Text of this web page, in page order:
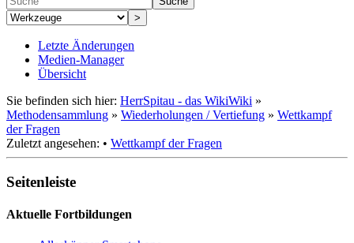
>
Letzte Änderungen
Medien-Manager
Übersicht
Sie befinden sich hier: HerrSpitau - das WikiWiki »
Methodensammlung » Wiederholungen / Vertiefung » Wettkampf
der Fragen
Zuletzt angesehen: • Wettkampf der Fragen
Seitenleiste
Aktuelle Fortbildungen